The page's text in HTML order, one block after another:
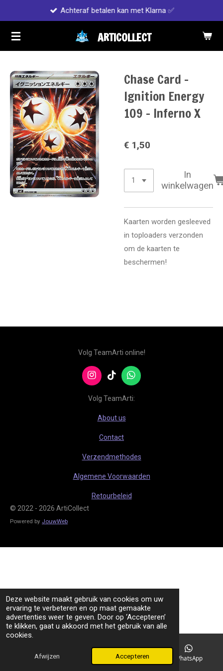
Deze website maakt gebruik van cookies om uw
ervaring te verbeteren en op maat gemaakte
advertenties weer te geven. Door op ‘Accepteren’
te klikken, gaat u akkoord met het gebruik van alle
cookies.
Afwijzen Accepteren
naar
de
ARTICOLLECT
Achteraf betalen kan met Klarna ✅
Chase Card -
Ignition Energy
109 - Inferno X
€ 1,50
In
winkelwagen
Kaarten worden gesleeved
in toploaders verzonden
om de kaarten te
beschermen!
Volg TeamArti online!
I
n
s
T
k
o
k
W
h
a
Volg TeamArti:
About us
Contact
Verzendmethodes
Algemene Voorwaarden
Retourbeleid
© 2022 - 2026 ArtiCollect
Powered by JouwWeb
TikTok WhatsApp